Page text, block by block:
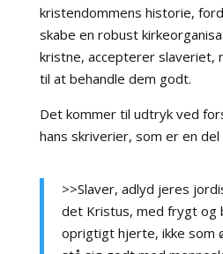
kristendommens historie,
skabe en robust
kristne, accepterer slaveriet,
til at behandle dem godt.
Det kommer til udtryk ved
hans skriverier, som er en del
>>Slaver, adlyd jeres
det Kristus, med frygt og
oprigtigt hjerte, ikke som